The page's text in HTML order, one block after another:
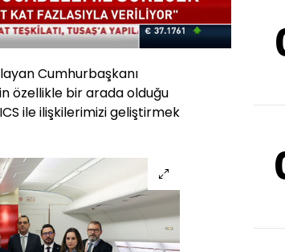
Oynatma
Cumhurbaşkanı
özellikle bir arada olduğu
ile ilişkilerimizi geliştirmek